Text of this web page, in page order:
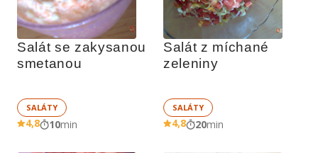
Salát se zakysanou
smetanou
SALÁTY
4,8 10min
Salát z míchané
zeleniny
SALÁTY
4,8 20min